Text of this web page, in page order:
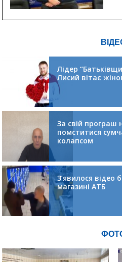
Лідер
Лисий вітає
За свій програш
помститися
колапсом
З’явилося відео
магазині АТБ